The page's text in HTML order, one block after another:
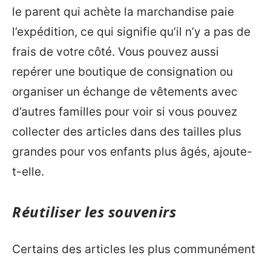
le parent qui achète la marchandise paie
l’expédition, ce qui signifie qu’il n’y a pas de
frais de votre côté. Vous pouvez aussi
repérer une boutique de consignation ou
organiser un échange de vêtements avec
d’autres familles pour voir si vous pouvez
collecter des articles dans des tailles plus
grandes pour vos enfants plus âgés, ajoute-
t-elle.
Réutiliser les souvenirs
Certains des articles les plus communément